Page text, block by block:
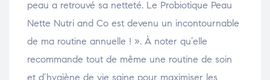
peau a retrouvé sa netteté. Le Probiotique Peau
Nette Nutri and Co est devenu un incontournable
de ma routine annuelle ! ». À noter qu’elle
recommande tout de même une routine de soin
et d’hygiène de vie saine pour maximiser les